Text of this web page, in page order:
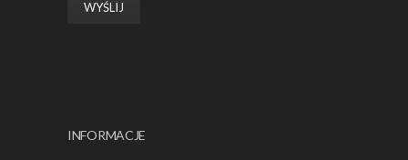
INFORMACJE